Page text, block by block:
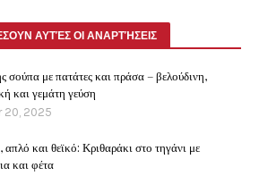
ΑΥΤΈΣ ΟΙ ΑΝΑΡΤΉΣΕΙΣ
σούπα με πατάτες και πράσα – βελούδινη,
και γεμάτη γεύση
20, 2025
και θεϊκό: Κριθαράκι στο τηγάνι με
και φέτα